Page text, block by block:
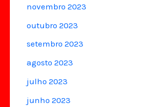
novembro 2023
outubro 2023
setembro 2023
agosto 2023
julho 2023
junho 2023